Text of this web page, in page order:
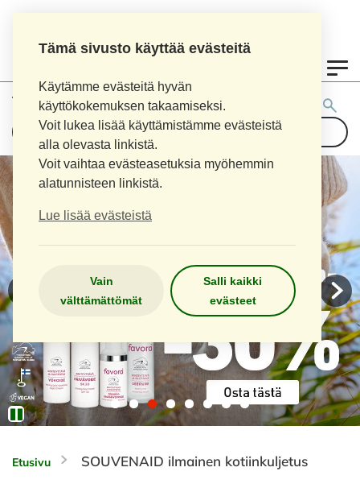
Tämä sivusto käyttää evästeitä
Käytämme evästeitä hyvän
käyttökokemuksen takaamiseksi.
Voit lukea lisää käyttämistämme evästeistä
alla olevasta linkistä.
Voit vaihtaa evästeasetuksia myöhemmin
alatunnisteen linkistä.
Lue lisää evästeistä
Vain
välttämättömät
Salli kaikki
evästeet
Tuotehaku:
Etusivu SOUVENAID ilmainen kotiinkuljetus